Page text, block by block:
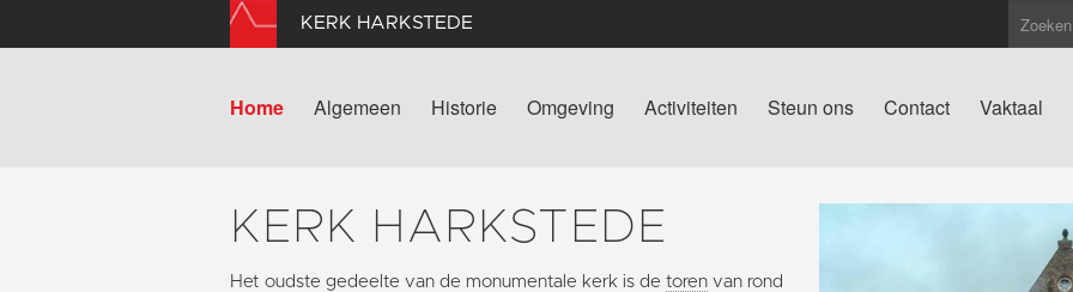
KERK HARKSTEDE
Home Algemeen Historie Omgeving Activiteiten Steun ons Contact Vaktaal
KERK HARKSTEDE
Het oudste gedeelte van de monumentale kerk is de toren van rond